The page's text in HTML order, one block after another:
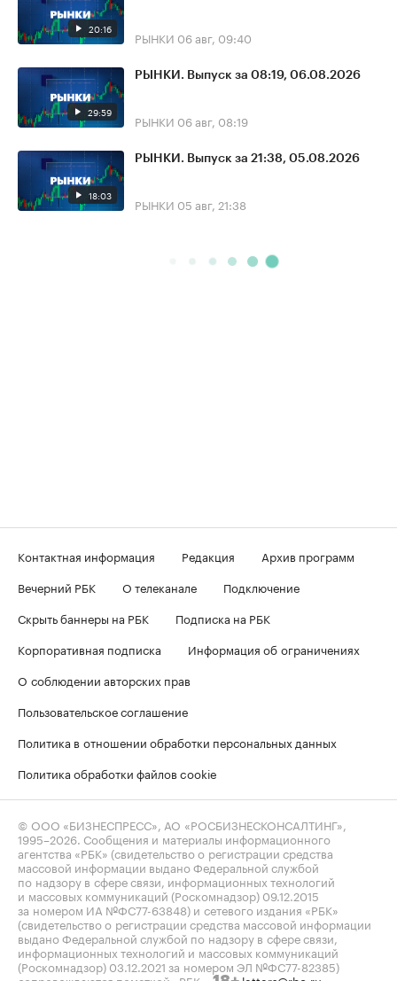
20:16 РЫНКИ 06 авг, 09:40
29:59
РЫНКИ. Выпуск за 08:19, 06.08.2026
РЫНКИ 06 авг, 08:19
18:03
РЫНКИ. Выпуск за 21:38, 05.08.2026
РЫНКИ 05 авг, 21:38
Контактная информация Редакция
Архив программ
Вечерний РБК
О телеканале
Подключение
Скрыть баннеры на РБК
Подписка на РБК
Корпоративная подписка
Информация об ограничениях
О соблюдении авторских прав
Пользовательское соглашение
Политика в отношении обработки персональных данных
Политика обработки файлов cookie
© ООО «БИЗНЕСПРЕСС», АО «РОСБИЗНЕСКОНСАЛТИНГ»,
1995–2026 . Сообщения и материалы информационного
агентства «РБК» (свидетельство о регистрации средства
массовой информации выдано Федеральной службой
по надзору в сфере связи, информационных технологий
и массовых коммуникаций (Роскомнадзор) 09.12.2015
за номером ИА №ФС77-63848) и сетевого издания «РБК»
(свидетельство о регистрации средства массовой информации
выдано Федеральной службой по надзору в сфере связи,
информационных технологий и массовых коммуникаций
(Роскомнадзор) 03.12.2021 за номером ЭЛ №ФС77-82385)